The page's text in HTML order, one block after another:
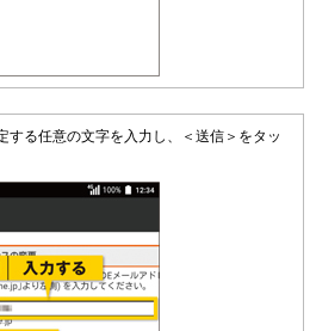
する任意の文字を入力し、＜送信＞をタッ